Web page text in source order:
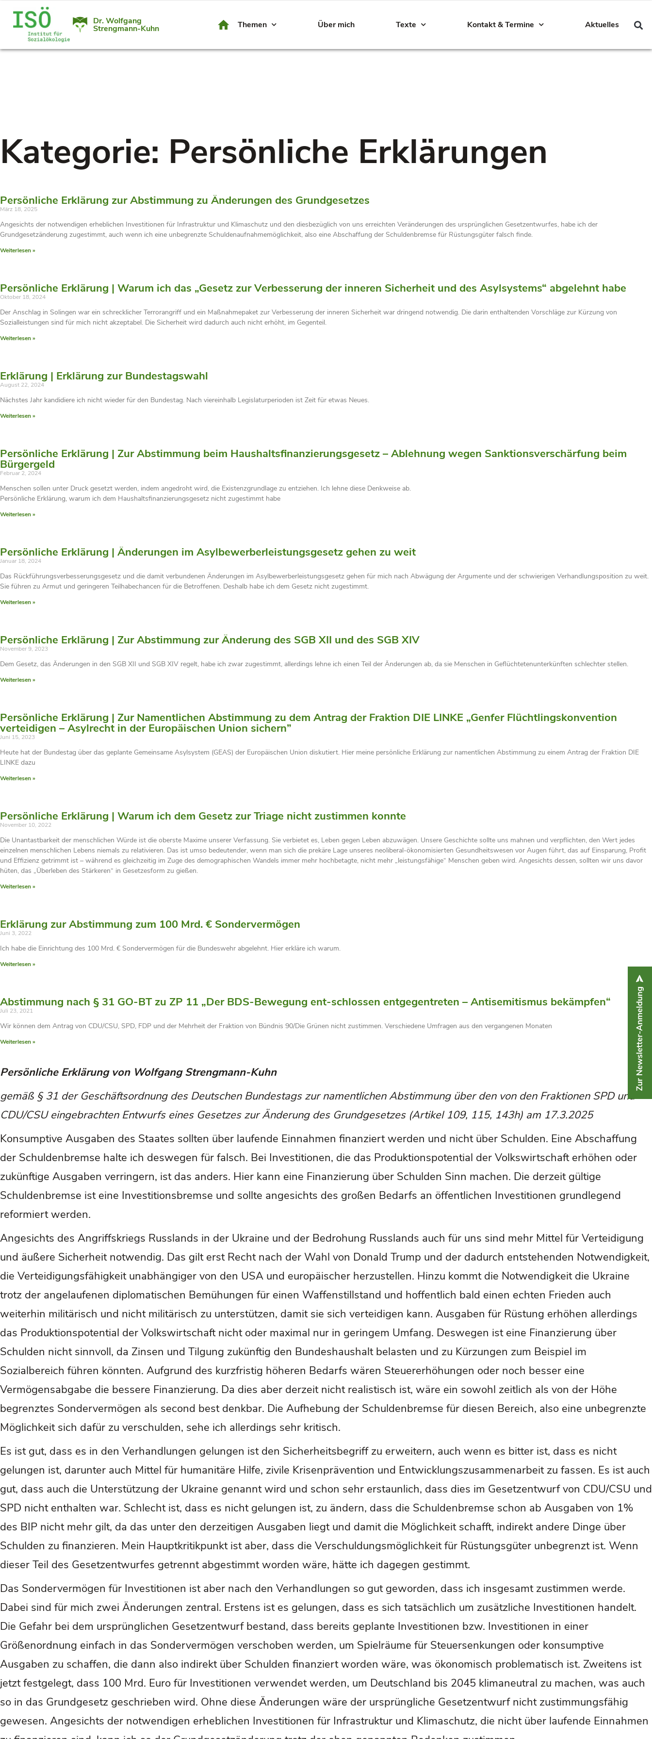
Dr. Wolfgang
Strengmann-Kuhn Themen Über mich Texte Kontakt & Termine Aktuelles
Kategorie: Persönliche Erklärungen
Persönliche Erklärung zur Abstimmung zu Änderungen des Grundgesetzes
März 18, 2025
Angesichts der notwendigen erheblichen Investitionen für Infrastruktur und Klimaschutz und den diesbezüglich von uns erreichten Veränderungen des ursprünglichen Gesetzentwurfes, habe ich der
Grundgesetzänderung zugestimmt, auch wenn ich eine unbegrenzte Schuldenaufnahmemöglichkeit, also eine Abschaffung der Schuldenbremse für Rüstungsgüter falsch finde.
Weiterlesen »
Persönliche Erklärung | Warum ich das „Gesetz zur Verbesserung der inneren Sicherheit und des Asylsystems“ abgelehnt habe
Oktober 18, 2024
Der Anschlag in Solingen war ein schrecklicher Terrorangriff und ein Maßnahmepaket zur Verbesserung der inneren Sicherheit war dringend notwendig. Die darin enthaltenden Vorschläge zur Kürzung von
Sozialleistungen sind für mich nicht akzeptabel. Die Sicherheit wird dadurch auch nicht erhöht, im Gegenteil.
Weiterlesen »
Erklärung | Erklärung zur Bundestagswahl
August 22, 2024
Nächstes Jahr kandidiere ich nicht wieder für den Bundestag. Nach viereinhalb Legislaturperioden ist Zeit für etwas Neues.
Weiterlesen »
Persönliche Erklärung | Zur Abstimmung beim Haushaltsfinanzierungsgesetz – Ablehnung wegen Sanktionsverschärfung beim
Bürgergeld
Februar 2, 2024
Menschen sollen unter Druck gesetzt werden, indem angedroht wird, die Existenzgrundlage zu entziehen. Ich lehne diese Denkweise ab.
Persönliche Erklärung, warum ich dem Haushaltsfinanzierungsgesetz nicht zugestimmt habe
Weiterlesen »
Persönliche Erklärung | Änderungen im Asylbewerberleistungsgesetz gehen zu weit
Januar 18, 2024
Das Rückführungsverbesserungsgesetz und die damit verbundenen Änderungen im Asylbewerberleistungsgesetz gehen für mich nach Abwägung der Argumente und der schwierigen Verhandlungsposition zu weit.
Sie führen zu Armut und geringeren Teilhabechancen für die Betroffenen. Deshalb habe ich dem Gesetz nicht zugestimmt.
Weiterlesen »
Persönliche Erklärung | Zur Abstimmung zur Änderung des SGB XII und des SGB XIV
November 9, 2023
Dem Gesetz, das Änderungen in den SGB XII und SGB XIV regelt, habe ich zwar zugestimmt, allerdings lehne ich einen Teil der Änderungen ab, da sie Menschen in Geflüchtetenunterkünften schlechter stellen.
Weiterlesen »
Persönliche Erklärung | Zur Namentlichen Abstimmung zu dem Antrag der Fraktion DIE LINKE „Genfer Flüchtlingskonvention
verteidigen – Asylrecht in der Europäischen Union sichern”
Juni 15, 2023
Heute hat der Bundestag über das geplante Gemeinsame Asylsystem (GEAS) der Europäischen Union diskutiert. Hier meine persönliche Erklärung zur namentlichen Abstimmung zu einem Antrag der Fraktion DIE
LINKE dazu
Weiterlesen »
Persönliche Erklärung | Warum ich dem Gesetz zur Triage nicht zustimmen konnte
November 10, 2022
Die Unantastbarkeit der menschlichen Würde ist die oberste Maxime unserer Verfassung. Sie verbietet es, Leben gegen Leben abzuwägen. Unsere Geschichte sollte uns mahnen und verpflichten, den Wert jedes
einzelnen menschlichen Lebens niemals zu relativieren. Das ist umso bedeutender, wenn man sich die prekäre Lage unseres neoliberal-ökonomisierten Gesundheitswesen vor Augen führt, das auf Einsparung, Profit
und Effizienz getrimmt ist – während es gleichzeitig im Zuge des demographischen Wandels immer mehr hochbetagte, nicht mehr „leistungsfähige“ Menschen geben wird. Angesichts dessen, sollten wir uns davor
hüten, das „Überleben des Stärkeren“ in Gesetzesform zu gießen.
Weiterlesen »
Erklärung zur Abstimmung zum 100 Mrd. € Sondervermögen
Juni 3, 2022
Ich habe die Einrichtung des 100 Mrd. € Sondervermögen für die Bundeswehr abgelehnt. Hier erkläre ich warum.
Weiterlesen »
Abstimmung nach § 31 GO-BT zu ZP 11 „Der BDS-Bewegung ent-schlossen entgegentreten – Antisemitismus bekämpfen“
Juli 23, 2021
Wir können dem Antrag von CDU/CSU, SPD, FDP und der Mehrheit der Fraktion von Bündnis 90/Die Grünen nicht zustimmen. Verschiedene Umfragen aus den vergangenen Monaten
Weiterlesen »
Persönliche Erklärung von Wolfgang Strengmann-Kuhn
gemäß § 31 der Geschäftsordnung des Deutschen Bundestags zur namentlichen Abstimmung über den von den Fraktionen SPD und
CDU/CSU eingebrachten Entwurfs eines Gesetzes zur Änderung des Grundgesetzes (Artikel 109, 115, 143h) am 17.3.2025
Konsumptive Ausgaben des Staates sollten über laufende Einnahmen finanziert werden und nicht über Schulden. Eine Abschaffung
der Schuldenbremse halte ich deswegen für falsch. Bei Investitionen, die das Produktionspotential der Volkswirtschaft erhöhen oder
zukünftige Ausgaben verringern, ist das anders. Hier kann eine Finanzierung über Schulden Sinn machen. Die derzeit gültige
Schuldenbremse ist eine Investitionsbremse und sollte angesichts des großen Bedarfs an öffentlichen Investitionen grundlegend
reformiert werden.
Angesichts des Angriffskriegs Russlands in der Ukraine und der Bedrohung Russlands auch für uns sind mehr Mittel für Verteidigung
und äußere Sicherheit notwendig. Das gilt erst Recht nach der Wahl von Donald Trump und der dadurch entstehenden Notwendigkeit,
die Verteidigungsfähigkeit unabhängiger von den USA und europäischer herzustellen. Hinzu kommt die Notwendigkeit die Ukraine
trotz der angelaufenen diplomatischen Bemühungen für einen Waffenstillstand und hoffentlich bald einen echten Frieden auch
weiterhin militärisch und nicht militärisch zu unterstützen, damit sie sich verteidigen kann. Ausgaben für Rüstung erhöhen allerdings
das Produktionspotential der Volkswirtschaft nicht oder maximal nur in geringem Umfang. Deswegen ist eine Finanzierung über
Schulden nicht sinnvoll, da Zinsen und Tilgung zukünftig den Bundeshaushalt belasten und zu Kürzungen zum Beispiel im
Sozialbereich führen könnten. Aufgrund des kurzfristig höheren Bedarfs wären Steuererhöhungen oder noch besser eine
Vermögensabgabe die bessere Finanzierung. Da dies aber derzeit nicht realistisch ist, wäre ein sowohl zeitlich als von der Höhe
begrenztes Sondervermögen als second best denkbar. Die Aufhebung der Schuldenbremse für diesen Bereich, also eine unbegrenzte
Möglichkeit sich dafür zu verschulden, sehe ich allerdings sehr kritisch.
Es ist gut, dass es in den Verhandlungen gelungen ist den Sicherheitsbegriff zu erweitern, auch wenn es bitter ist, dass es nicht
gelungen ist, darunter auch Mittel für humanitäre Hilfe, zivile Krisenprävention und Entwicklungszusammenarbeit zu fassen. Es ist auch
gut, dass auch die Unterstützung der Ukraine genannt wird und schon sehr erstaunlich, dass dies im Gesetzentwurf von CDU/CSU und
SPD nicht enthalten war. Schlecht ist, dass es nicht gelungen ist, zu ändern, dass die Schuldenbremse schon ab Ausgaben von 1%
des BIP nicht mehr gilt, da das unter den derzeitigen Ausgaben liegt und damit die Möglichkeit schafft, indirekt andere Dinge über
Schulden zu finanzieren. Mein Hauptkritikpunkt ist aber, dass die Verschuldungsmöglichkeit für Rüstungsgüter unbegrenzt ist. Wenn
dieser Teil des Gesetzentwurfes getrennt abgestimmt worden wäre, hätte ich dagegen gestimmt.
Das Sondervermögen für Investitionen ist aber nach den Verhandlungen so gut geworden, dass ich insgesamt zustimmen werde.
Dabei sind für mich zwei Änderungen zentral. Erstens ist es gelungen, dass es sich tatsächlich um zusätzliche Investitionen handelt.
Die Gefahr bei dem ursprünglichen Gesetzentwurf bestand, dass bereits geplante Investitionen bzw. Investitionen in einer
Größenordnung einfach in das Sondervermögen verschoben werden, um Spielräume für Steuersenkungen oder konsumptive
Ausgaben zu schaffen, die dann also indirekt über Schulden finanziert worden wäre, was ökonomisch problematisch ist. Zweitens ist
jetzt festgelegt, dass 100 Mrd. Euro für Investitionen verwendet werden, um Deutschland bis 2045 klimaneutral zu machen, was auch
so in das Grundgesetz geschrieben wird. Ohne diese Änderungen wäre der ursprüngliche Gesetzentwurf nicht zustimmungsfähig
gewesen. Angesichts der notwendigen erheblichen Investitionen für Infrastruktur und Klimaschutz, die nicht über laufende Einnahmen